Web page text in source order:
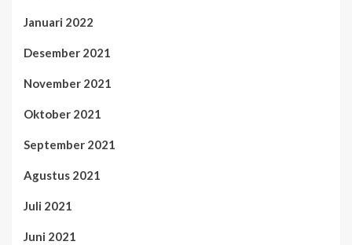
Januari 2022
Desember 2021
November 2021
Oktober 2021
September 2021
Agustus 2021
Juli 2021
Juni 2021